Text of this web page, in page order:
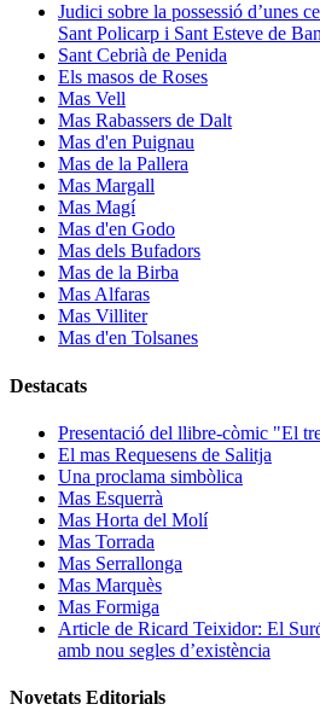
Judici sobre la possessió d’unes
Sant Policarp i Sant Esteve de
Sant Cebrià de Penida
Els masos de Roses
Mas Vell
Mas Rabassers de Dalt
Mas d'en Puignau
Mas de la Pallera
Mas Margall
Mas Magí
Mas d'en Godo
Mas dels Bufadors
Mas de la Birba
Mas Alfaras
Mas Villiter
Mas d'en Tolsanes
Destacats
Presentació del llibre-còmic "El
El mas Requesens de Salitja
Una proclama simbòlica
Mas Esquerrà
Mas Horta del Molí
Mas Torrada
Mas Serrallonga
Mas Marquès
Mas Formiga
Article de Ricard Teixidor: El
amb nou segles d’existència
Novetats Editorials